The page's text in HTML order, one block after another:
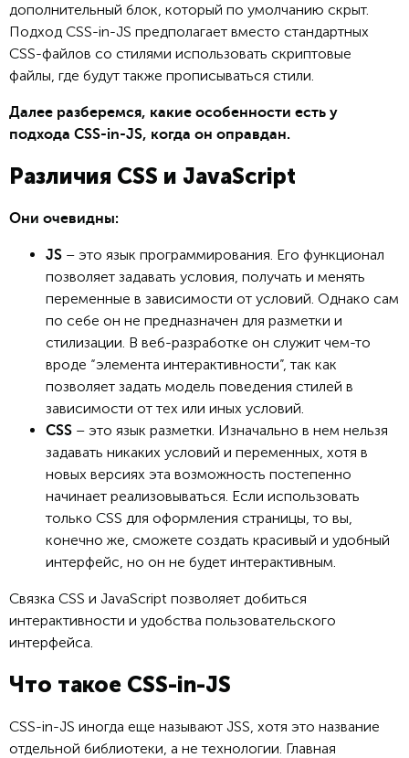
дополнительный блок, который по умолчанию скрыт.
Подход CSS-in-JS предполагает вместо стандартных
CSS-файлов со стилями использовать скриптовые
файлы, где будут также прописываться стили.
Далее разберемся, какие особенности есть у
подхода CSS-in-JS, когда он оправдан.
Различия CSS и JavaScript
Они очевидны:
JS – это язык программирования. Его функционал
позволяет задавать условия, получать и менять
переменные в зависимости от условий. Однако сам
по себе он не предназначен для разметки и
стилизации. В веб-разработке он служит чем-то
вроде “элемента интерактивности”, так как
позволяет задать модель поведения стилей в
зависимости от тех или иных условий.
CSS – это язык разметки. Изначально в нем нельзя
задавать никаких условий и переменных, хотя в
новых версиях эта возможность постепенно
начинает реализовываться. Если использовать
только CSS для оформления страницы, то вы,
конечно же, сможете создать красивый и удобный
интерфейс, но он не будет интерактивным.
Связка CSS и JavaScript позволяет добиться
интерактивности и удобства пользовательского
интерфейса.
Что такое CSS-in-JS
CSS-in-JS иногда еще называют JSS, хотя это название
отдельной библиотеки, а не технологии. Главная